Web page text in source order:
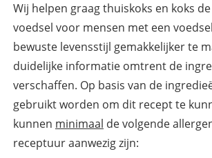
Wij helpen graag thuiskoks en koks
voedsel voor mensen met een
bewuste levensstijl gemakkelijker te
duidelijke informatie omtrent de
verschaffen. Op basis van de
gebruikt worden om dit recept te
kunnen minimaal de volgende
receptuur aanwezig zijn: